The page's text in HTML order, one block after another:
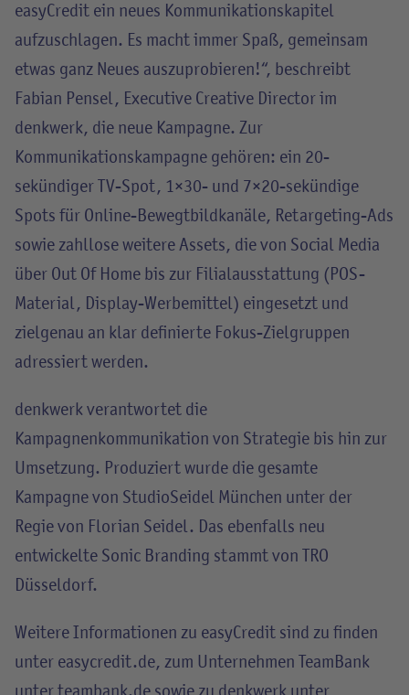
easyCredit ein neues Kommunikationskapitel
aufzuschlagen. Es macht immer Spaß, gemeinsam
etwas ganz Neues auszuprobieren!“, beschreibt
Fabian Pensel, Executive Creative Director im
denkwerk, die neue Kampagne. Zur
Kommunikationskampagne gehören: ein 20-
sekündiger TV-Spot, 1×30- und 7×20-sekündige
Spots für Online-Bewegtbildkanäle, Retargeting-Ads
sowie zahllose weitere Assets, die von Social Media
über Out Of Home bis zur Filialausstattung (POS-
Material, Display-Werbemittel) eingesetzt und
zielgenau an klar definierte Fokus-Zielgruppen
adressiert werden.
denkwerk verantwortet die
Kampagnenkommunikation von Strategie bis hin zur
Umsetzung. Produziert wurde die gesamte
Kampagne von StudioSeidel München unter der
Regie von Florian Seidel. Das ebenfalls neu
entwickelte Sonic Branding stammt von TRO
Düsseldorf.
Weitere Informationen zu easyCredit sind zu finden
unter easycredit.de, zum Unternehmen TeamBank